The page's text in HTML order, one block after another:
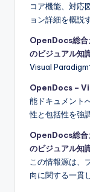
コア機能、対応
ョン詳細を概説
OpenDocs総合
のビジュアル知
Visual Paradigm
OpenDocs –
能ドキュメント
性と包括性を強
OpenDocs総合
のビジュアル知
この情報源は、
向に関する一貫